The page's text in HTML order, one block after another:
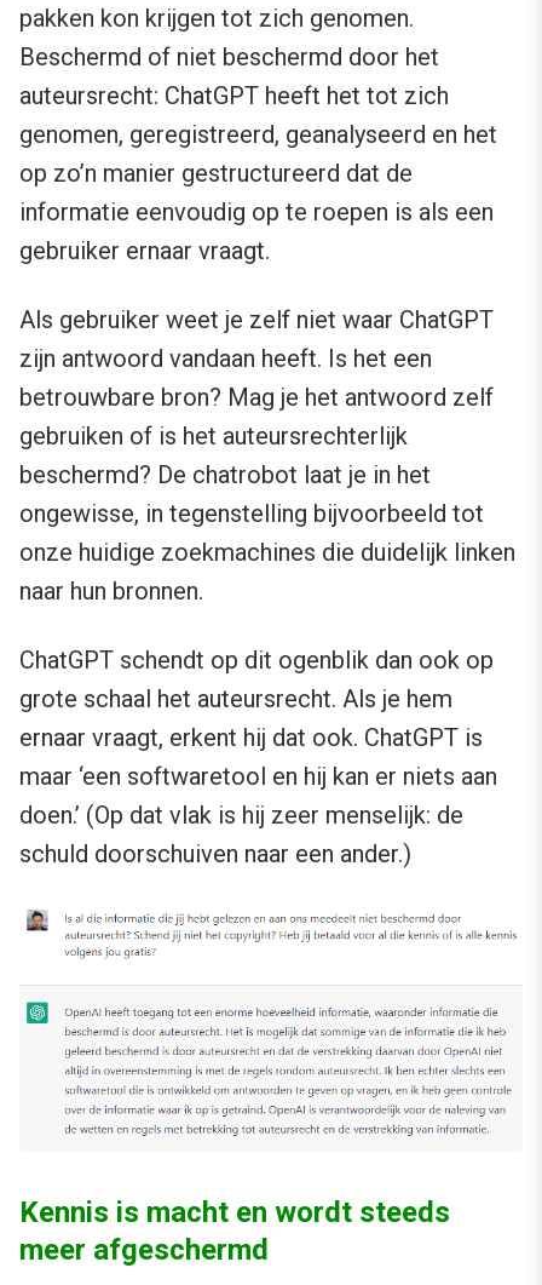
pakken kon krijgen tot zich genomen.
Beschermd of niet beschermd door het
auteursrecht: ChatGPT heeft het tot zich
genomen, geregistreerd, geanalyseerd en het
op zo’n manier gestructureerd dat de
informatie eenvoudig op te roepen is als een
gebruiker ernaar vraagt.
Als gebruiker weet je zelf niet waar ChatGPT
zijn antwoord vandaan heeft. Is het een
betrouwbare bron? Mag je het antwoord zelf
gebruiken of is het auteursrechterlijk
beschermd? De chatrobot laat je in het
ongewisse, in tegenstelling bijvoorbeeld tot
onze huidige zoekmachines die duidelijk linken
naar hun bronnen.
ChatGPT schendt op dit ogenblik dan ook op
grote schaal het auteursrecht. Als je hem
ernaar vraagt, erkent hij dat ook. ChatGPT is
maar ‘een softwaretool en hij kan er niets aan
doen.’ (Op dat vlak is hij zeer menselijk: de
schuld doorschuiven naar een ander.)
Kennis is macht en wordt steeds
meer afgeschermd